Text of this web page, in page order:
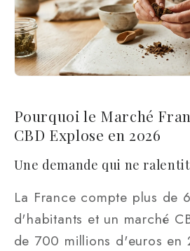
Pourquoi le Marché
CBD Explose en 2026
Une demande qui ne
La France compte plus de
d'habitants et un marché
de 700 millions d'euros en